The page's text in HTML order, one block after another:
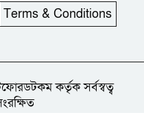
কৃষকদের মাঝে বিনামূল্যে
পত্রিকা না পড়লে যাঁর কাছে
অর্থহীন
Terms & Conditions
কর্তৃক সর্বস্বত্ব